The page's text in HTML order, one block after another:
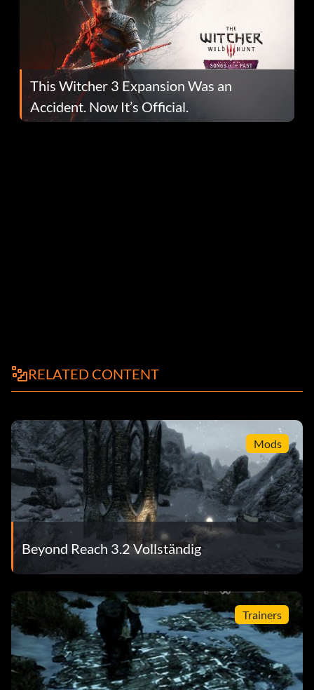
This Witcher 3 Expansion Was an
Accident. Now It’s Official.
RELATED CONTENT
Mods
Beyond Reach 3.2 Vollständig
Trainers